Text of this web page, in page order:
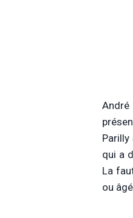
Parilly
qui a
La
ou